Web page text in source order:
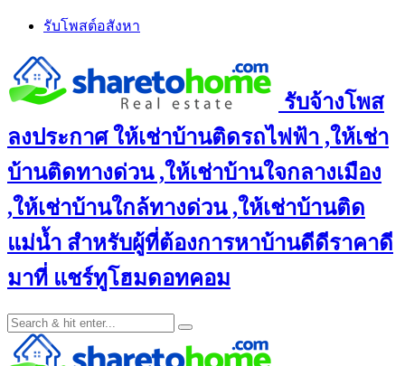
Skip
content
รับโพสต์อสังหา
รับจ้างโพส
ลงประกาศ ให้เช่าบ้านติดรถไฟฟ้า ,ให้เช่า
บ้านติดทางด่วน ,ให้เช่าบ้านใจกลางเมือง
,ให้เช่าบ้านใกล้ทางด่วน ,ให้เช่าบ้านติด
แม่น้ำ สำหรับผู้ที่ต้องการหาบ้านดีดีราคาดี
มาที่ แชร์ทูโฮมดอทคอม